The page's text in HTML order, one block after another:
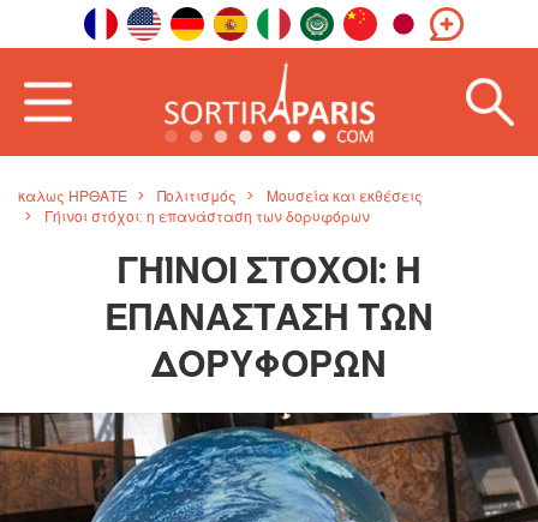
καλως ΗΡΘΑΤΕ Πολιτισμός
Μουσεία και εκθέσεις
Γήινοι στόχοι: η επανάσταση των δορυφόρων
ΓΉΙΝΟΙ ΣΤΌΧΟΙ: Η
ΕΠΑΝΆΣΤΑΣΗ ΤΩΝ
ΔΟΡΥΦΌΡΩΝ